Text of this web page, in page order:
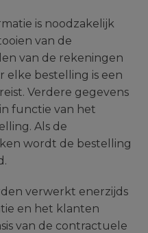
is noodzakelijk
van de
van de rekeningen
elke bestelling is een
Verdere gegevens
functie van het
Als de
wordt de bestelling
verwerkt enerzijds
en het klanten
van de contractuele